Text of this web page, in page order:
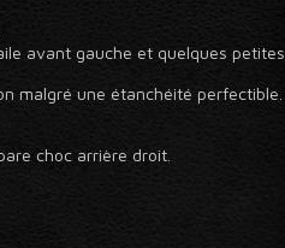
avant gauche et quelques petites
malgré une étanchéité perfectible.
choc arrière droit.